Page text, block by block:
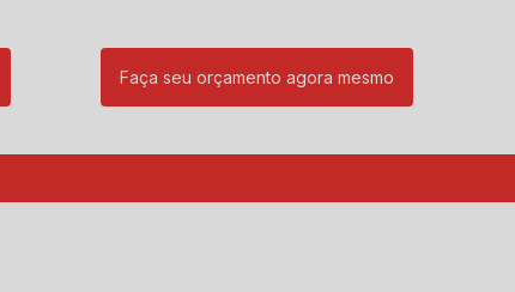
Faça seu orçamento agora mesmo